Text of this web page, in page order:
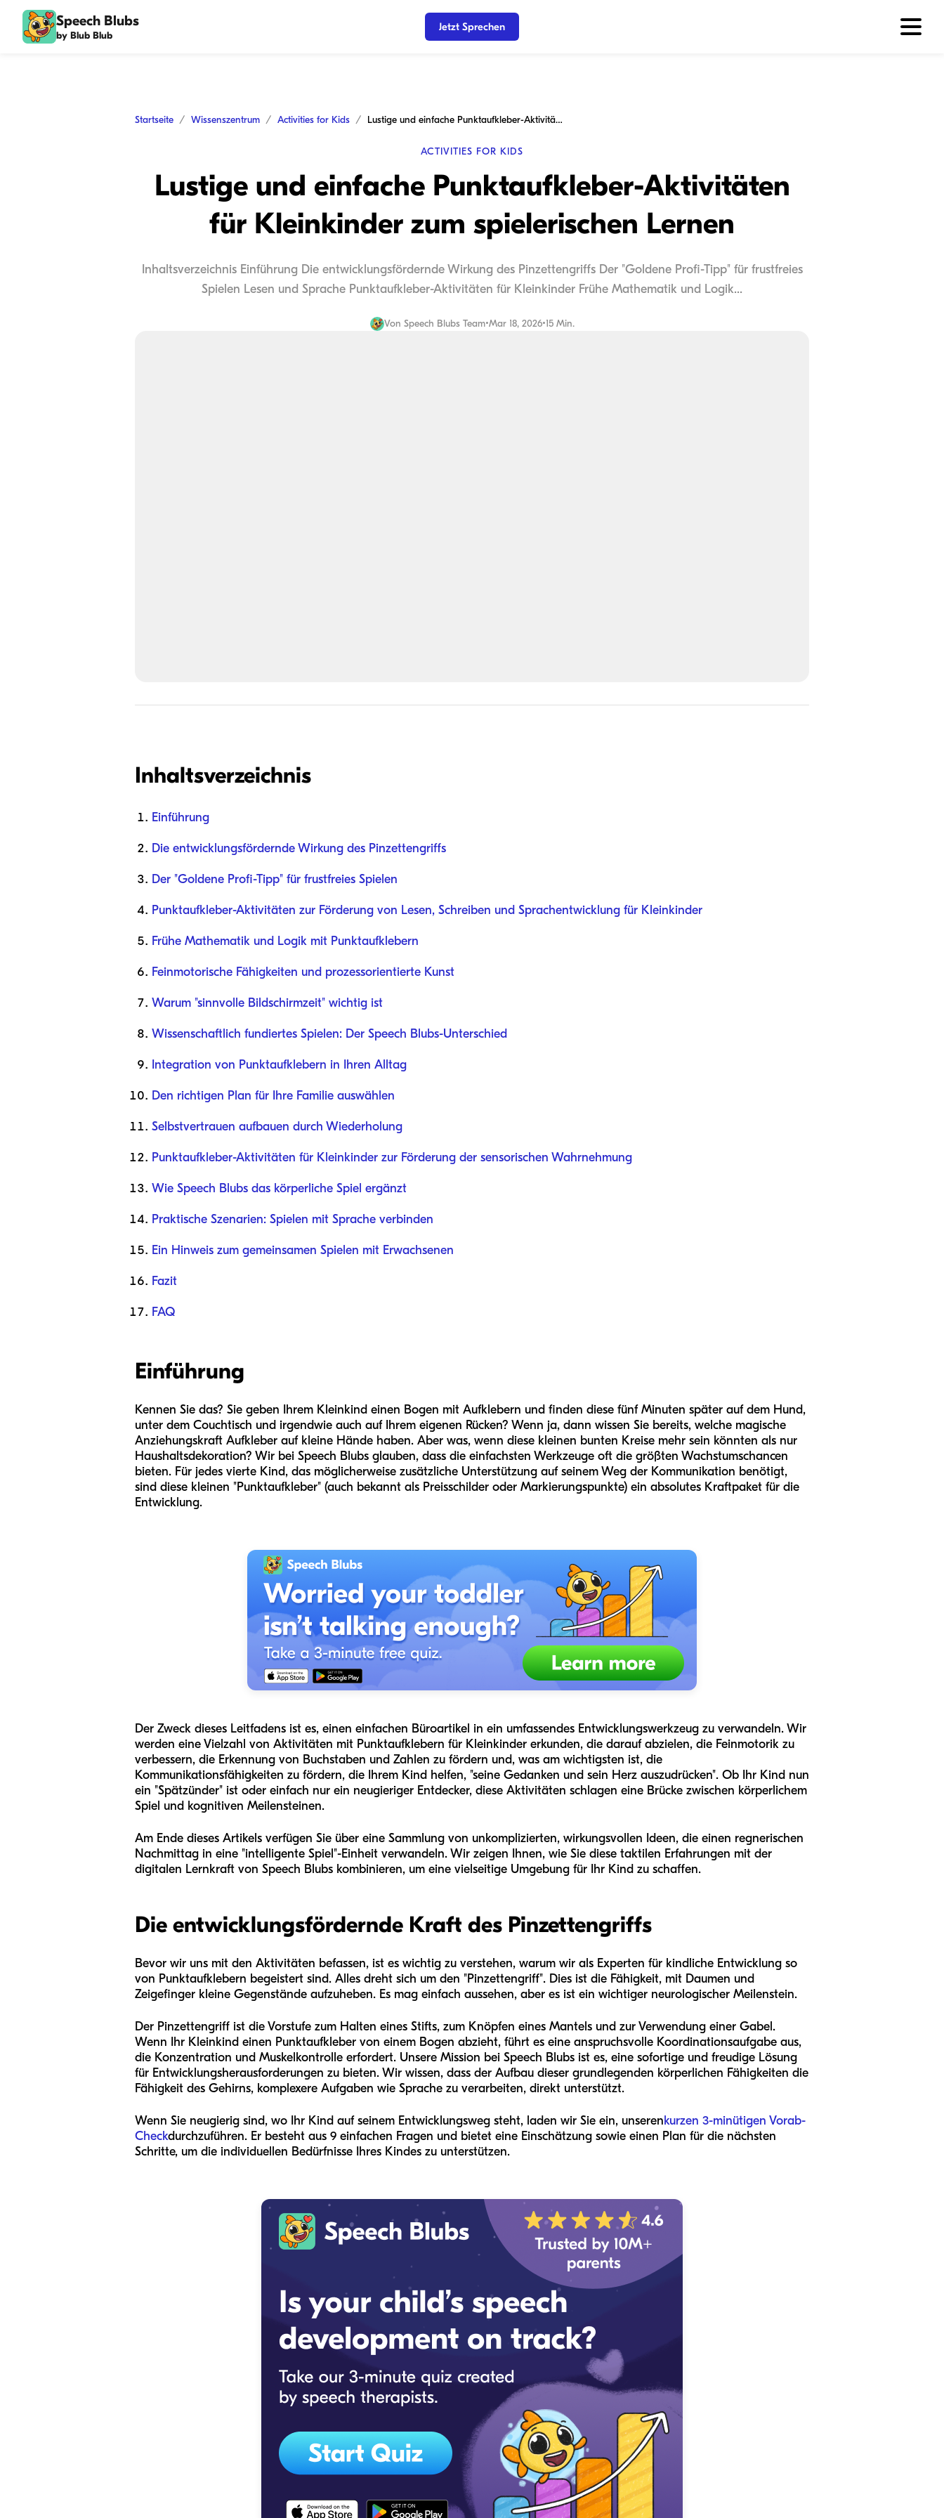
Speech Blubs
by Blub Blub
Jetzt Sprechen
Startseite Wissenszentrum Activities for Kids Lustige und einfache Punktaufkleber-Aktivitäten für Kleinkinder zum spielerischen Lernen
ACTIVITIES FOR KIDS
Lustige und einfache Punktaufkleber-Aktivitäten
für Kleinkinder zum spielerischen Lernen
Inhaltsverzeichnis Einführung Die entwicklungsfördernde Wirkung des Pinzettengriffs Der "Goldene Profi-Tipp" für frustfreies
Spielen Lesen und Sprache Punktaufkleber-Aktivitäten für Kleinkinder Frühe Mathematik und Logik...
Von Speech Blubs Team•Mar 18, 2026•15 Min.
Inhaltsverzeichnis
Einführung
Die entwicklungsfördernde Wirkung des Pinzettengriffs
Der "Goldene Profi-Tipp" für frustfreies Spielen
Punktaufkleber-Aktivitäten zur Förderung von Lesen, Schreiben und Sprachentwicklung für Kleinkinder
Frühe Mathematik und Logik mit Punktaufklebern
Feinmotorische Fähigkeiten und prozessorientierte Kunst
Warum "sinnvolle Bildschirmzeit" wichtig ist
Wissenschaftlich fundiertes Spielen: Der Speech Blubs-Unterschied
Integration von Punktaufklebern in Ihren Alltag
Den richtigen Plan für Ihre Familie auswählen
Selbstvertrauen aufbauen durch Wiederholung
Punktaufkleber-Aktivitäten für Kleinkinder zur Förderung der sensorischen Wahrnehmung
Wie Speech Blubs das körperliche Spiel ergänzt
Praktische Szenarien: Spielen mit Sprache verbinden
Ein Hinweis zum gemeinsamen Spielen mit Erwachsenen
Fazit
FAQ
Einführung
Kennen Sie das? Sie geben Ihrem Kleinkind einen Bogen mit Aufklebern und finden diese fünf Minuten später auf dem Hund,
unter dem Couchtisch und irgendwie auch auf Ihrem eigenen Rücken? Wenn ja, dann wissen Sie bereits, welche magische
Anziehungskraft Aufkleber auf kleine Hände haben. Aber was, wenn diese kleinen bunten Kreise mehr sein könnten als nur
Haushaltsdekoration? Wir bei Speech Blubs glauben, dass die einfachsten Werkzeuge oft die größten Wachstumschancen
bieten. Für jedes vierte Kind, das möglicherweise zusätzliche Unterstützung auf seinem Weg der Kommunikation benötigt,
sind diese kleinen "Punktaufkleber" (auch bekannt als Preisschilder oder Markierungspunkte) ein absolutes Kraftpaket für die
Entwicklung.
Der Zweck dieses Leitfadens ist es, einen einfachen Büroartikel in ein umfassendes Entwicklungswerkzeug zu verwandeln. Wir
werden eine Vielzahl von Aktivitäten mit Punktaufklebern für Kleinkinder erkunden, die darauf abzielen, die Feinmotorik zu
verbessern, die Erkennung von Buchstaben und Zahlen zu fördern und, was am wichtigsten ist, die
Kommunikationsfähigkeiten zu fördern, die Ihrem Kind helfen, "seine Gedanken und sein Herz auszudrücken". Ob Ihr Kind nun
ein "Spätzünder" ist oder einfach nur ein neugieriger Entdecker, diese Aktivitäten schlagen eine Brücke zwischen körperlichem
Spiel und kognitiven Meilensteinen.
Am Ende dieses Artikels verfügen Sie über eine Sammlung von unkomplizierten, wirkungsvollen Ideen, die einen regnerischen
Nachmittag in eine "intelligente Spiel"-Einheit verwandeln. Wir zeigen Ihnen, wie Sie diese taktilen Erfahrungen mit der
digitalen Lernkraft von Speech Blubs kombinieren, um eine vielseitige Umgebung für Ihr Kind zu schaffen.
Die entwicklungsfördernde Kraft des Pinzettengriffs
Bevor wir uns mit den Aktivitäten befassen, ist es wichtig zu verstehen, warum wir als Experten für kindliche Entwicklung so
von Punktaufklebern begeistert sind. Alles dreht sich um den "Pinzettengriff". Dies ist die Fähigkeit, mit Daumen und
Zeigefinger kleine Gegenstände aufzuheben. Es mag einfach aussehen, aber es ist ein wichtiger neurologischer Meilenstein.
Der Pinzettengriff ist die Vorstufe zum Halten eines Stifts, zum Knöpfen eines Mantels und zur Verwendung einer Gabel.
Wenn Ihr Kleinkind einen Punktaufkleber von einem Bogen abzieht, führt es eine anspruchsvolle Koordinationsaufgabe aus,
die Konzentration und Muskelkontrolle erfordert. Unsere Mission bei Speech Blubs ist es, eine sofortige und freudige Lösung
für Entwicklungsherausforderungen zu bieten. Wir wissen, dass der Aufbau dieser grundlegenden körperlichen Fähigkeiten die
Fähigkeit des Gehirns, komplexere Aufgaben wie Sprache zu verarbeiten, direkt unterstützt.
Wenn Sie neugierig sind, wo Ihr Kind auf seinem Entwicklungsweg steht, laden wir Sie ein, unserenkurzen 3-minütigen Vorab-
Checkdurchzuführen. Er besteht aus 9 einfachen Fragen und bietet eine Einschätzung sowie einen Plan für die nächsten
Schritte, um die individuellen Bedürfnisse Ihres Kindes zu unterstützen.